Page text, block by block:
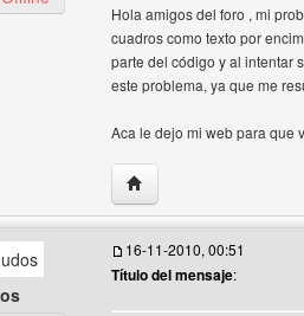
Hola amigos del foro , mi
cuadros como texto por
parte del código y al intentar
este problema, ya que me
Aca le dejo mi web para que
Visitar sitio web del
16-11-2010, 00:51
Título del mensaje: